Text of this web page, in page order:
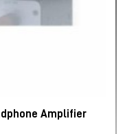
Amplifier